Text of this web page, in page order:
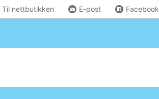
Til nettbutikken E-post Facebook